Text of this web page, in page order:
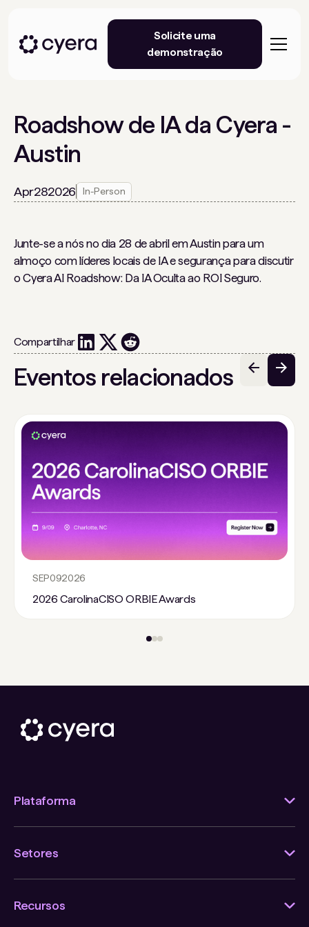
Solicite uma
demonstração
Roadshow de IA da Cyera -
Austin
Apr282026 In-Person
Junte-se a nós no dia 28 de abril em Austin para um
almoço com líderes locais de IA e segurança para discutir
o Cyera AI Roadshow: Da IA Oculta ao ROI Seguro.
Compartilhar
Eventos relacionados
SEP092026
2026 CarolinaCISO ORBIE Awards
Plataforma
Setores
Recursos